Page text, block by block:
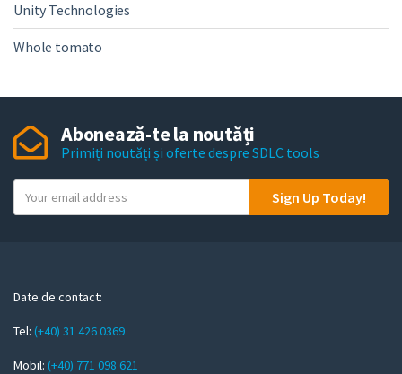
Unity Technologies
Whole tomato
Abonează-te la noutăți
Primiți noutăți și oferte despre SDLC tools
o
m
i
l
Sign Up Today!
Date de contact:
Tel: (+40) 31 426 0369
Mobil: (+40) 771 098 621